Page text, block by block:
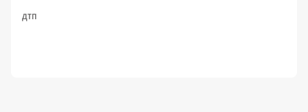
ДТП